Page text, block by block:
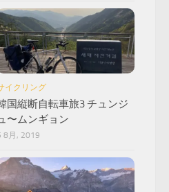
イクリング
国縦断自転車旅3 チュンジ
〜ムンギョン
8月, 2019